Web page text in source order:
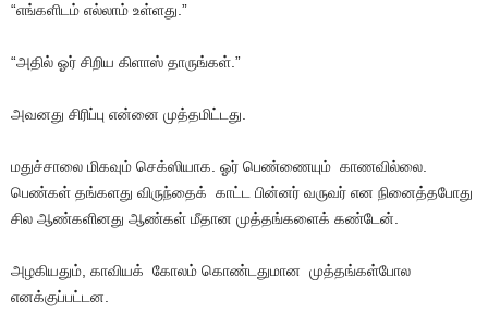
“எங்களிடம் எல்லாம் உள்ளது.”
“அதில் ஓர் சிறிய கிளாஸ் தாருங்கள்.”
அவனது சிரிப்பு என்னை முத்தமிட்டது.
மதுச்சாலை மிகவும் செக்ஸியாக. ஓர் பெண்ணையும் காணவில்லை.
பெண்கள் தங்களது விருந்தைக் காட்ட பின்னர் வருவர் என நினைத்தபோது
சில ஆண்களினது ஆண்கள் மீதான முத்தங்களைக் கண்டேன்.
அழகியதும், காவியக் கோலம் கொண்டதுமான முத்தங்கள்போல
எனக்குப்பட்டன.